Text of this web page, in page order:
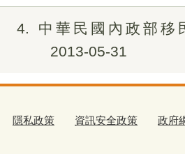
4
中華民國內政部移
2013-05-31
隱私政策 資訊安全政策 政府